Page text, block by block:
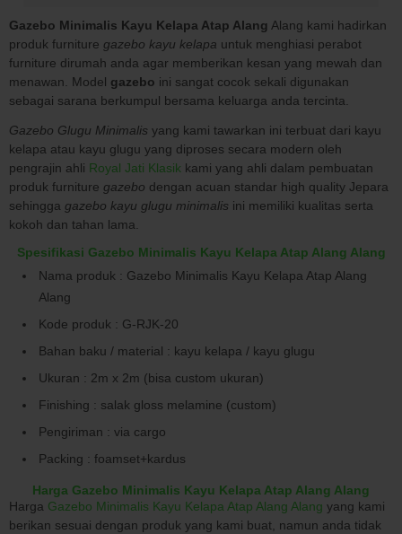
Gazebo Minimalis Kayu Kelapa Atap Alang Alang kami hadirkan
produk furniture gazebo kayu kelapa untuk menghiasi perabot
furniture dirumah anda agar memberikan kesan yang mewah dan
menawan. Model gazebo ini sangat cocok sekali digunakan
sebagai sarana berkumpul bersama keluarga anda tercinta.
Gazebo Glugu Minimalis yang kami tawarkan ini terbuat dari kayu
kelapa atau kayu glugu yang diproses secara modern oleh
pengrajin ahli Royal Jati Klasik kami yang ahli dalam pembuatan
produk furniture gazebo dengan acuan standar high quality Jepara
sehingga gazebo kayu glugu minimalis ini memiliki kualitas serta
kokoh dan tahan lama.
Spesifikasi Gazebo Minimalis Kayu Kelapa Atap Alang Alang
Nama produk : Gazebo Minimalis Kayu Kelapa Atap Alang
Alang
Kode produk : G-RJK-20
Bahan baku / material : kayu kelapa / kayu glugu
Ukuran : 2m x 2m (bisa custom ukuran)
Finishing : salak gloss melamine (custom)
Pengiriman : via cargo
Packing : foamset+kardus
Harga Gazebo Minimalis Kayu Kelapa Atap Alang Alang
Harga Gazebo Minimalis Kayu Kelapa Atap Alang Alang yang kami
berikan sesuai dengan produk yang kami buat, namun anda tidak